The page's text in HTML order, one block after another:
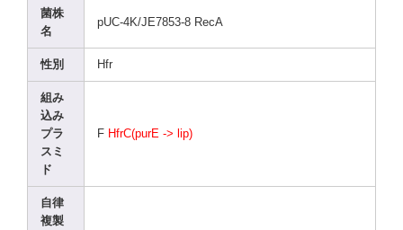
菌株
名
pUC-4K/JE7853-8 RecA
性別 Hfr
組み
込み
プラ
スミ
ド
F HfrC(purE -> lip)
自律
複製